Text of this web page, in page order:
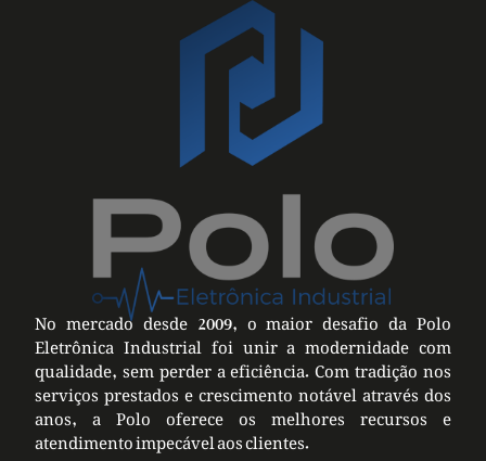
No mercado desde 2009, o maior desafio da Polo
Eletrônica Industrial foi unir a modernidade com
qualidade, sem perder a eficiência. Com tradição nos
serviços prestados e crescimento notável através dos
anos, a Polo oferece os melhores recursos e
atendimento impecável aos clientes.